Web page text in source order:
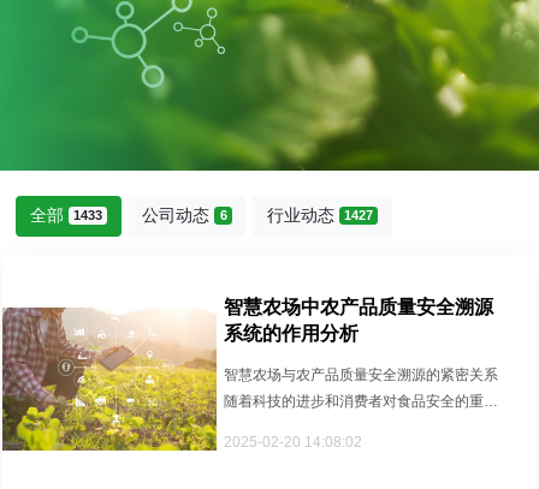
全部 1433 公司动态 6 行业动态 1427
智慧农场中农产品质量安全溯源
系统的作用分析
智慧农场与农产品质量安全溯源的紧密关系
随着科技的进步和消费者对食品安全的重
2025-02-20 14:08:02